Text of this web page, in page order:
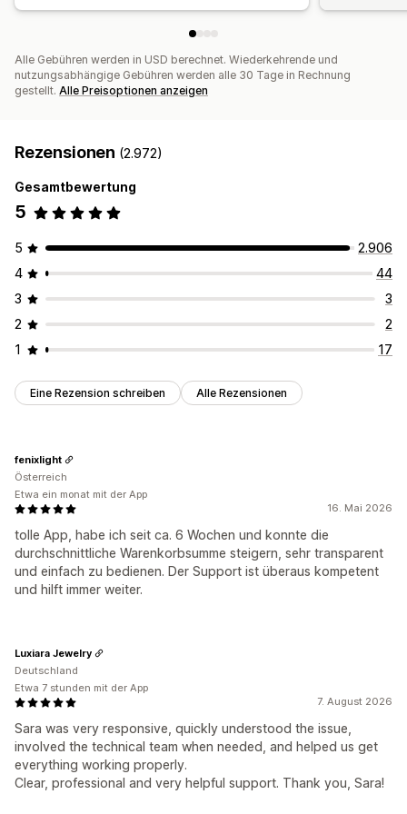
Alle Gebühren werden in USD berechnet. Wiederkehrende und
nutzungsabhängige Gebühren werden alle 30 Tage in Rechnung
gestellt. Alle Preisoptionen anzeigen
Rezensionen (2.972)
Gesamtbewertung
5
5
2.906
4
44
3
3
2
2
1
17
Eine Rezension schreiben Alle Rezensionen
16. Mai 2026
tolle App, habe ich seit ca. 6 Wochen und konnte die
durchschnittliche Warenkorbsumme steigern, sehr transparent
und einfach zu bedienen. Der Support ist überaus kompetent
und hilft immer weiter.
fenixlight
Österreich
Etwa ein monat mit der App
7. August 2026
Sara was very responsive, quickly understood the issue,
involved the technical team when needed, and helped us get
everything working properly.
Clear, professional and very helpful support. Thank you, Sara!
Luxiara Jewelry
Deutschland
Etwa 7 stunden mit der App